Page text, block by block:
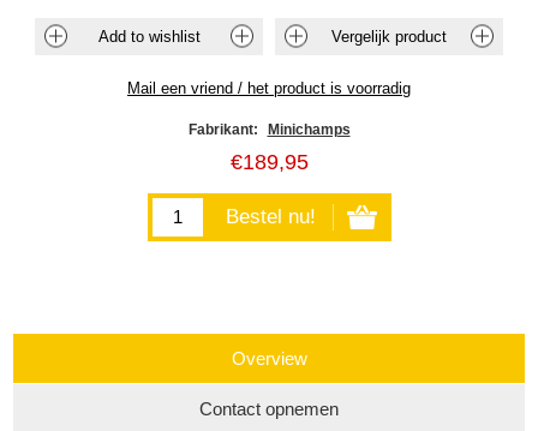
Fabrikant: Minichamps
€189,95
Overview
Contact opnemen